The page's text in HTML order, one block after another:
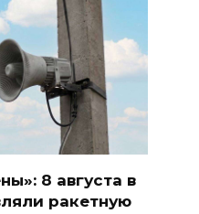
8 августа в
ракетную